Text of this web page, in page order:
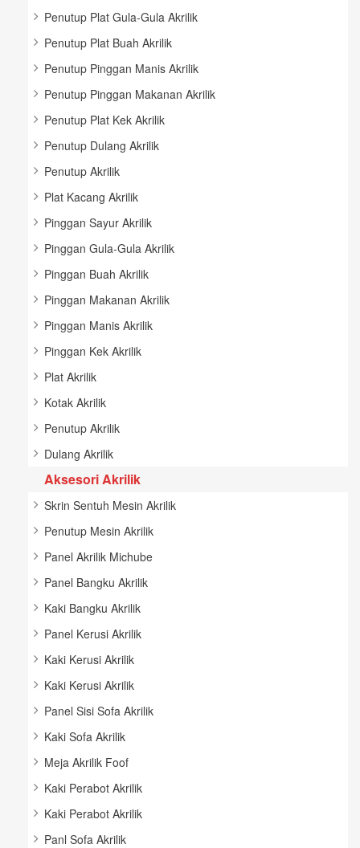
Penutup Plat Gula-Gula Akrilik
Penutup Plat Buah Akrilik
Penutup Pinggan Manis Akrilik
Penutup Pinggan Makanan Akrilik
Penutup Plat Kek Akrilik
Penutup Dulang Akrilik
Penutup Akrilik
Plat Kacang Akrilik
Pinggan Sayur Akrilik
Pinggan Gula-Gula Akrilik
Pinggan Buah Akrilik
Pinggan Makanan Akrilik
Pinggan Manis Akrilik
Pinggan Kek Akrilik
Plat Akrilik
Kotak Akrilik
Penutup Akrilik
Dulang Akrilik
Aksesori Akrilik
Skrin Sentuh Mesin Akrilik
Penutup Mesin Akrilik
Panel Akrilik Michube
Panel Bangku Akrilik
Kaki Bangku Akrilik
Panel Kerusi Akrilik
Kaki Kerusi Akrilik
Kaki Kerusi Akrilik
Panel Sisi Sofa Akrilik
Kaki Sofa Akrilik
Meja Akrilik Foof
Kaki Perabot Akrilik
Kaki Perabot Akrilik
Panl Sofa Akrilik